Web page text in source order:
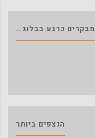
מבקרים כרגע בבלוג…
הנצפים ביותר